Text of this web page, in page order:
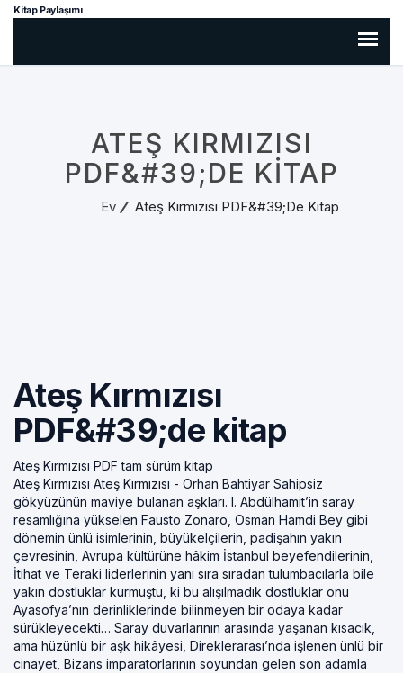
Kitap Paylaşımı
ATEŞ KIRMIZISI
PDF&#39;DE KITAP
Ev Ateş Kırmızısı PDF&#39;de Kitap
Ateş Kırmızısı
PDF&#39;de kitap
Ateş Kırmızısı PDF tam sürüm kitap
Ateş Kırmızısı Ateş Kırmızısı - Orhan Bahtiyar Sahipsiz
gökyüzünün maviye bulanan aşkları. I. Abdülhamit’in saray
resamlığına yükselen Fausto Zonaro, Osman Hamdi Bey gibi
dönemin ünlü isimlerinin, büyükelçilerin, padişahın yakın
çevresinin, Avrupa kültürüne hâkim İstanbul beyefendilerinin,
İtihat ve Teraki liderlerinin yanı sıra sıradan tulumbacılarla bile
yakın dostluklar kurmuştu, ki bu alışılmadık dostluklar onu
Ayasofya’nın derinliklerinde bilinmeyen bir odaya kadar
sürükleyecekti… Saray duvarlarının arasında yaşanan kısacık,
ama hüzünlü bir aşk hikâyesi, Direklerarası’nda işlenen ünlü bir
cinayet, Bizans imparatorlarının soyundan gelen son adamla